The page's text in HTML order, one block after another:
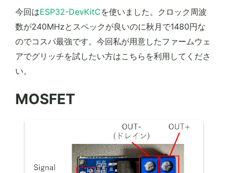
今回はESP32-DevKitCを使いました。クロック周波
数が240MHzとスペックが良いのに秋月で1480円な
のでコスパ最強です。今回私が用意したファームウェ
アでグリッチを試したい方はこちらを利用してくださ
い。
MOSFET